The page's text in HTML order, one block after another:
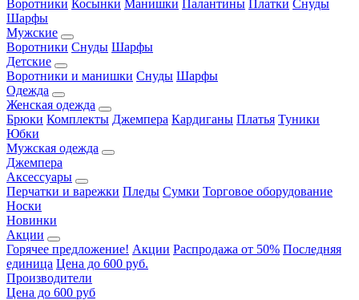
Воротники Косынки Манишки Палантины Платки Снуды
Шарфы
Мужские
Воротники Снуды Шарфы
Детские
Воротники и манишки Снуды Шарфы
Одежда
Женская одежда
Брюки Комплекты Джемпера Кардиганы Платья Туники
Юбки
Мужская одежда
Джемпера
Аксессуары
Перчатки и варежки Пледы Сумки Торговое оборудование
Носки
Новинки
Акции
Горячее предложение! Акции Распродажа от 50% Последняя
единица Цена до 600 руб.
Производители
Цена до 600 руб